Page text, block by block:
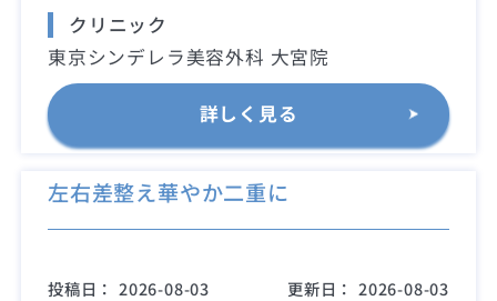
クリニック
東京シンデレラ美容外科 大宮院
詳しく見る
左右差整え華やか二重に
投稿日： 2026-08-03 更新日： 2026-08-03